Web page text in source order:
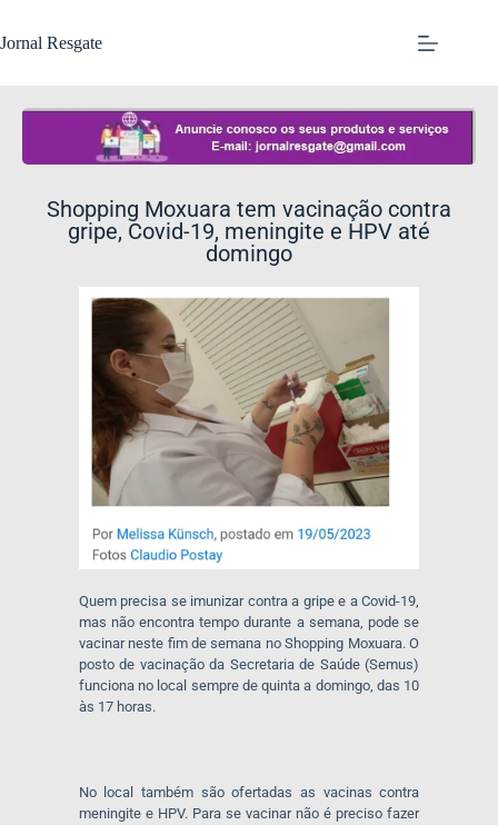
Jornal Resgate
Shopping Moxuara tem vacinação contra
gripe, Covid-19, meningite e HPV até
domingo
Quem precisa se imunizar contra a gripe e a Covid-19,
mas não encontra tempo durante a semana, pode se
vacinar neste fim de semana no Shopping Moxuara. O
posto de vacinação da Secretaria de Saúde (Semus)
funciona no local sempre de quinta a domingo, das 10
às 17 horas.
No local também são ofertadas as vacinas contra
meningite e HPV. Para se vacinar não é preciso fazer